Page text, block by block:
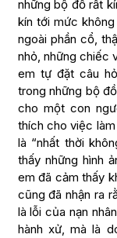
những bộ đồ rất
kín tới mức
ngoài phần cổ,
nhỏ, những chiếc
em tự đặt câu
trong những bộ
cho một con
thích cho việc
là “nhất thời
thấy những hình
em đã cảm thấy
cũng đã nhận ra
là lỗi của nạn
hành xử, mà là